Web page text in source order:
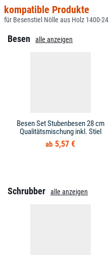
kompatible Produkte
für Besenstiel Nölle aus Holz 1400-
Besen alle anzeigen
Besen Set Stubenbesen 28 cm
Qualitätsmischung inkl. Stiel
5,57 €
Schrubber alle anzeigen